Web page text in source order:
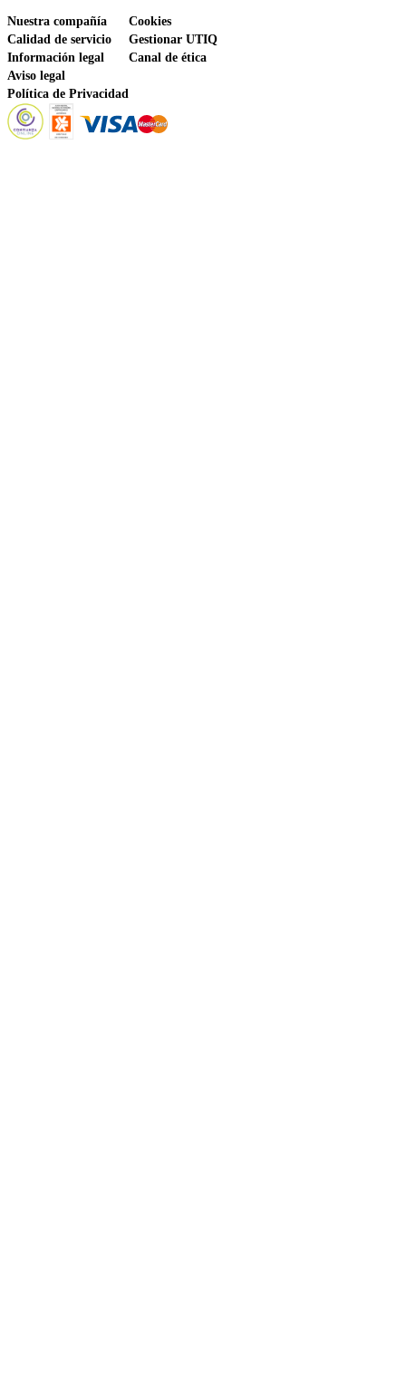
Nuestra compañía
Calidad de servicio
Información legal
Aviso legal
Política de Privacidad
Cookies
Gestionar UTIQ
Canal de ética